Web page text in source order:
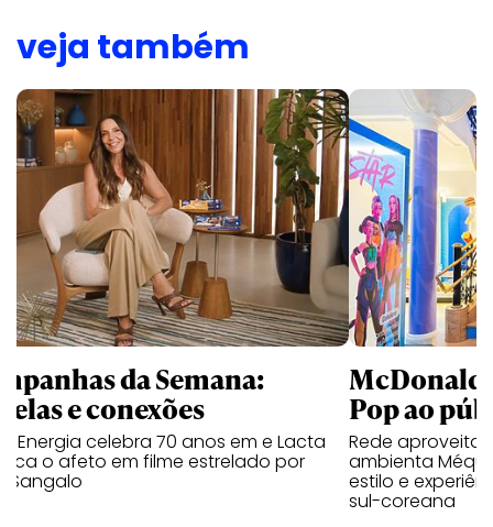
veja também
da Semana:
e conexões
Energia celebra 70 anos em e Lacta
o afeto em filme estrelado por
Sangalo
Pop ao
Rede aproveita
ambienta Méqui
estilo e
sul-coreana